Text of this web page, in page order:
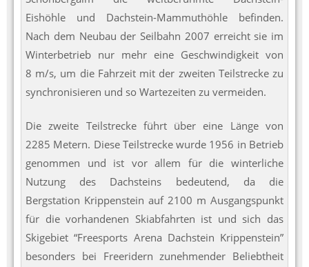
Eishöhle und Dachstein-Mammuthöhle befinden.
Nach dem Neubau der Seilbahn 2007 erreicht sie im
Winterbetrieb nur mehr eine Geschwindigkeit von
8 m/s, um die Fahrzeit mit der zweiten Teilstrecke zu
synchronisieren und so Wartezeiten zu vermeiden.
Die zweite Teilstrecke führt über eine Länge von
2285 Metern. Diese Teilstrecke wurde 1956 in Betrieb
genommen und ist vor allem für die winterliche
Nutzung des Dachsteins bedeutend, da die
Bergstation Krippenstein auf 2100 m Ausgangspunkt
für die vorhandenen Skiabfahrten ist und sich das
Skigebiet “Freesports Arena Dachstein Krippenstein”
besonders bei Freeridern zunehmender Beliebtheit